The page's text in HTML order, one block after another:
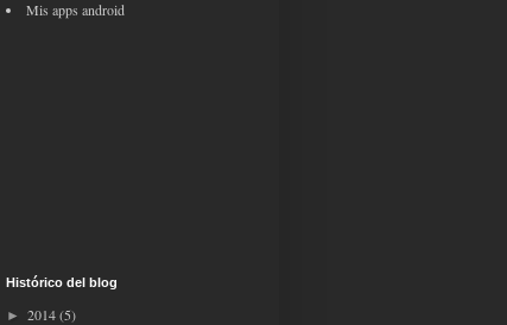
Mis apps android
Histórico del blog
► 2014(5)